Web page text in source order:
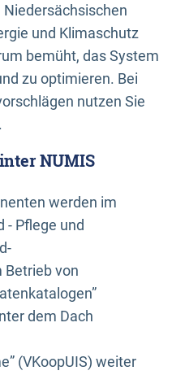
und Klimaschutz
bemüht, das System
zu optimieren. Bei
nutzen Sie
NUMIS
werden im
- Pflege und
von
dem Dach
(VKoopUIS) weiter